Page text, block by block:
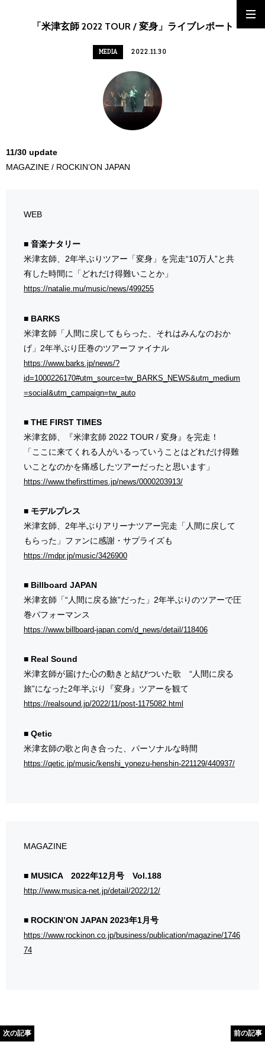
「米津玄師 2022 TOUR / 変身」ライブレポート
MEDIA 2022.11.30
11/30 update
MAGAZINE / ROCKIN’ON JAPAN
WEB
■ 音楽ナタリー
米津玄師、2年半ぶりツアー「変身」を完走“10万人”と共
有した時間に「どれだけ得難いことか」
https://natalie.mu/music/news/499255
■ BARKS
米津玄師「人間に戻してもらった、それはみんなのおか
げ」2年半ぶり圧巻のツアーファイナル
https://www.barks.jp/news/?
id=1000226170#utm_source=tw_BARKS_NEWS&utm_medium
=social&utm_campaign=tw_auto
■ THE FIRST TIMES
米津玄師、『米津玄師 2022 TOUR / 変身』を完走！
「ここに来てくれる人がいるっていうことはどれだけ得難
いことなのかを痛感したツアーだったと思います」
https://www.thefirsttimes.jp/news/0000203913/
■ モデルプレス
米津玄師、2年半ぶりアリーナツアー完走「人間に戻して
もらった」ファンに感謝・サプライズも
https://mdpr.jp/music/3426900
■ Billboard JAPAN
米津玄師「“人間に戻る旅”だった」2年半ぶりのツアーで圧
巻パフォーマンス
https://www.billboard-japan.com/d_news/detail/118406
■ Real Sound
米津玄師が届けた心の動きと結びついた歌 “人間に戻る
旅”になった2年半ぶり『変身』ツアーを観て
https://realsound.jp/2022/11/post-1175082.html
■ Qetic
米津玄師の歌と向き合った、パーソナルな時間
https://qetic.jp/music/kenshi_yonezu-henshin-221129/440937/
MAGAZINE
■ MUSICA 2022年12月号 Vol.188
http://www.musica-net.jp/detail/2022/12/
■ ROCKIN’ON JAPAN 2023年1月号
https://www.rockinon.co.jp/business/publication/magazine/1746
74
次の記事 前の記事